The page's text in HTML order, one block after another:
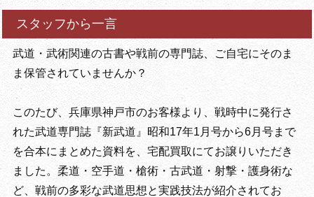
スタッフから一言
武道・武術関連の古書や戦前の専門誌、ご自宅にそのま
ま保管されていませんか？
このたび、兵庫県神戸市のお客様より、戦時中に発行さ
れた武道専門誌『新武道』昭和17年1月号から6月号まで
を合本にまとめた資料を、宅配買取にてお譲りいただき
ました。柔道・空手道・槍術・古武道・射撃・護身術な
ど、戦前の多彩な武道思想と実践技法が紹介されてお